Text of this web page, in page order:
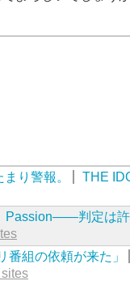
り警報。 THE
Passion――判定は許
番組の依頼が来た」
sites